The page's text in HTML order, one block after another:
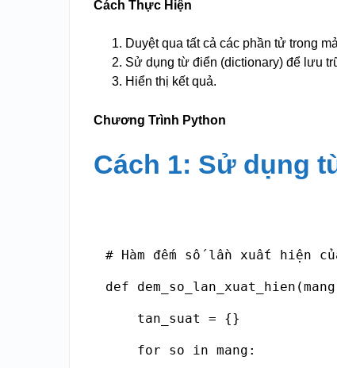
Cách Thực Hiện
Duyệt qua tất cả các phần tử trong
Sử dụng từ điển (dictionary) để lưu
Hiển thị kết quả.
Chương Trình Python
Cách 1: Sử dụng
# Hàm đếm số lần xuất hiện
def
tan_suat = {}
for so in mang: